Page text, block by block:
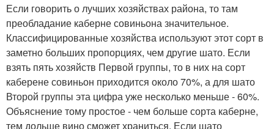
Если говорить о лучших хозяйствах района, то там
преобладание каберне совиньона значительное.
Классифицированные хозяйства используют этот сорт в
заметно больших пропорциях, чем другие шато. Если
взять пять хозяйств Первой группы, то в них на сорт
каберене совиньон приходится около 70%, а для шато
Второй группы эта цифра уже несколько меньше - 60%.
Объяснение тому простое - чем больше сорта каберне,
тем дольше вино сможет храниться. Если шато